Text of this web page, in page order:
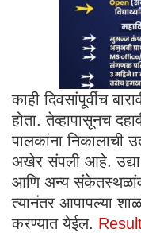
काही दिवसांपूर्वीच
होता. तेव्हापासूनच
पालकांना निकालाची
अखेर संपली आहे. उद्या
आणि अन्य
त्यानंतर आपापल्या
करण्यात येईल.